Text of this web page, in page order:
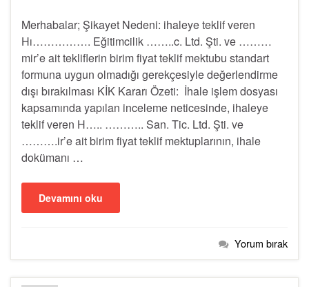
Merhabalar; Şikayet Nedeni: ihaleye teklif veren
Hı……………. Eğitimcilik ……..c. Ltd. Şti. ve ………
mir’e ait tekliflerin birim fiyat teklif mektubu standart
formuna uygun olmadığı gerekçesiyle değerlendirme
dışı bırakılması KİK Kararı Özeti: İhale işlem dosyası
kapsamında yapılan inceleme neticesinde, ihaleye
teklif veren H….. ……….. San. Tic. Ltd. Şti. ve
……….ir’e ait birim fiyat teklif mektuplarının, ihale
dokümanı …
Devamını oku
Yorum bırak